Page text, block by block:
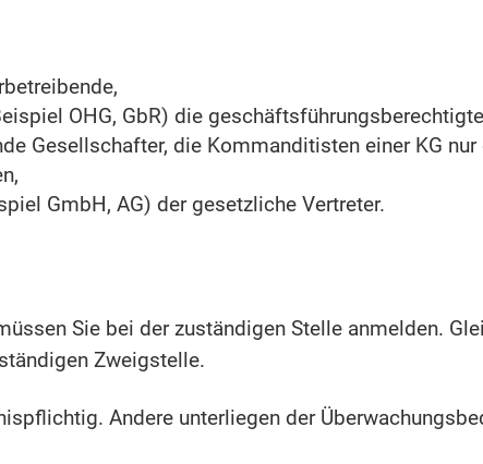
OHG, GbR) die
Gesellschafter, die Kommanditisten einer KG nur
GmbH, AG) der gesetzliche Vertreter.
Sie bei der zuständigen Stelle anmelden.
Zweigstelle.
Andere unterliegen der